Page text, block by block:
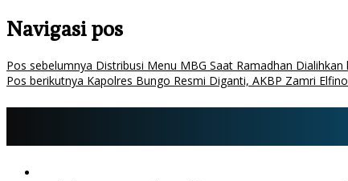
Navigasi pos
Pos sebelumnya Distribusi Menu MBG Saat Ramadhan
Pos berikutnya Kapolres Bungo Resmi Diganti, AKBP Zamri